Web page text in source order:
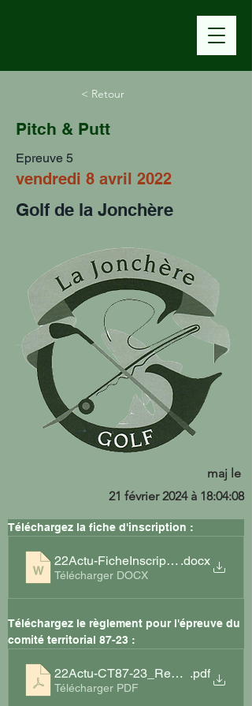
< Retour
Pitch & Putt
Epreuve 5
vendredi 8 avril 2022
Golf de la Jonchère
maj le
21 février 2024 à 18:04:08
Téléchargez la fiche d'inscription :
22Actu-FicheInscriptionP&P_T1-22
.docx
Télécharger DOCX
Téléchargez le règlement pour l'épreuve du
comité territorial 87-23 :
22Actu-CT87-23_Reglement P&P
.pdf
Télécharger PDF